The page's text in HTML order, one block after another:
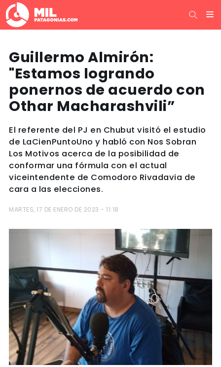
Guillermo Almirón:
"Estamos logrando
ponernos de acuerdo con
Othar Macharashvili”
El referente del PJ en Chubut visitó el estudio
de LaCienPuntoUno y habló con Nos Sobran
Los Motivos acerca de la posibilidad de
conformar una fórmula con el actual
viceintendente de Comodoro Rivadavia de
cara a las elecciones.
MARTES, 17 DE ENERO DE 2023 - 11:18